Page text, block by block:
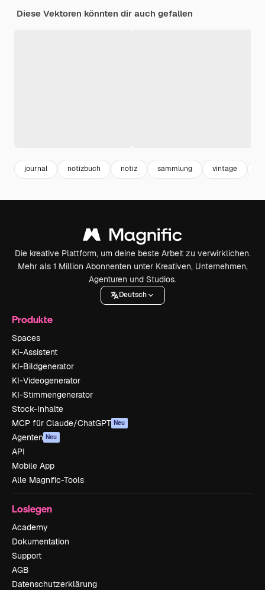
Diese Vektoren könnten dir auch gefallen
journal notizbuch notiz sammlung vintage
Die kreative Plattform, um deine beste Arbeit zu verwirklichen.
Mehr als 1 Million Abonnenten unter Kreativen, Unternehmen,
Agenturen und Studios.
Deutsch
Produkte
Spaces
KI-Assistent
KI-Bildgenerator
KI-Videogenerator
KI-Stimmengenerator
Stock-Inhalte
MCP für Claude/ChatGPT Neu
Agenten Neu
API
Mobile App
Alle Magnific-Tools
Loslegen
Academy
Dokumentation
Support
AGB
Datenschutzerklärung